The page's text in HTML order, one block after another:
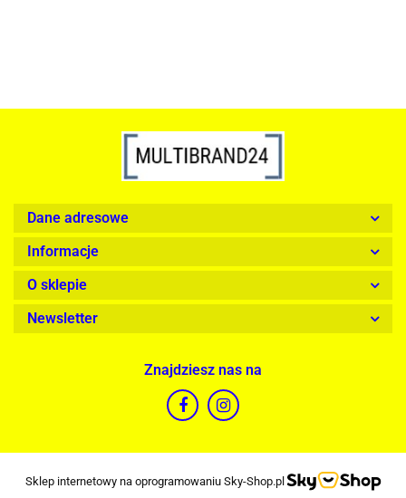
Dane adresowe
Informacje
O sklepie
Newsletter
Znajdziesz nas na
Sklep internetowy na oprogramowaniu Sky-Shop.pl